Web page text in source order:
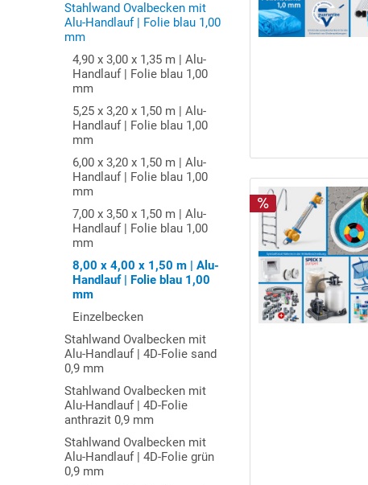
Stahlwand Ovalbecken mit
Alu-Handlauf | Folie blau 1,00
mm
4,90 x 3,00 x 1,35 m | Alu-
Handlauf | Folie blau 1,00
mm
5,25 x 3,20 x 1,50 m | Alu-
Handlauf | Folie blau 1,00
mm
6,00 x 3,20 x 1,50 m | Alu-
Handlauf | Folie blau 1,00
mm
7,00 x 3,50 x 1,50 m | Alu-
Handlauf | Folie blau 1,00
mm
8,00 x 4,00 x 1,50 m | Alu-
Handlauf | Folie blau 1,00
mm
Einzelbecken
Stahlwand Ovalbecken mit
Alu-Handlauf | 4D-Folie sand
0,9 mm
Stahlwand Ovalbecken mit
Alu-Handlauf | 4D-Folie
anthrazit 0,9 mm
Stahlwand Ovalbecken mit
Alu-Handlauf | 4D-Folie grün
0,9 mm